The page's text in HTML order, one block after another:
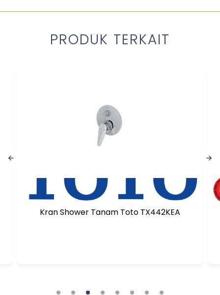
PRODUK TERKAIT
Kran Shower Tanam Toto TX442KEA